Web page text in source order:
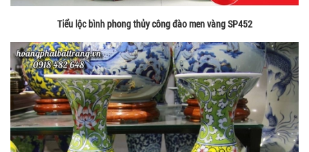
Tiểu lộc bình phong thủy công đào men vàng SP452